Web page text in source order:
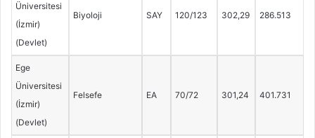
Üniversitesi
(İzmir)
(Devlet)
Biyoloji SAY 120/123 302,29 286.513
Ege
Üniversitesi
(İzmir)
(Devlet)
Felsefe EA 70/72 301,24 401.731